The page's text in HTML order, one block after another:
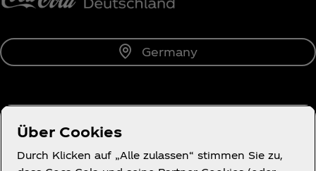
Germany
Über uns
Über Cookies
Durch Klicken auf „Alle zulassen“ stimmen Sie zu,